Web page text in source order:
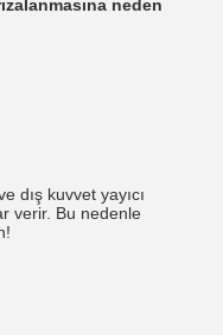
neden
dış kuvvet yayıcı
verir. Bu nedenle